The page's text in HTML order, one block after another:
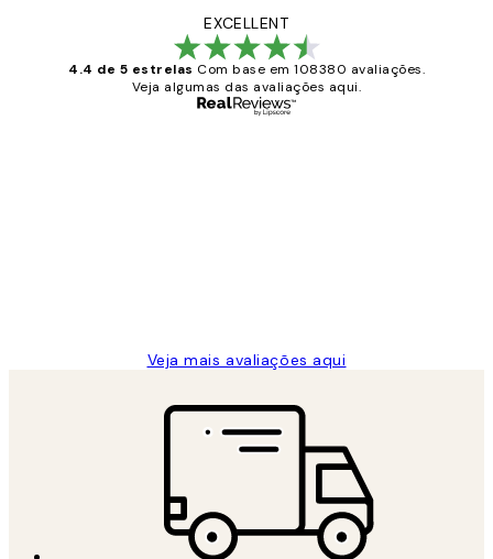
EXCELLENT
4.4 de 5 estrelas Com base em 108380 avaliações.
Veja algumas das avaliações aqui.
Veja mais avaliações aqui